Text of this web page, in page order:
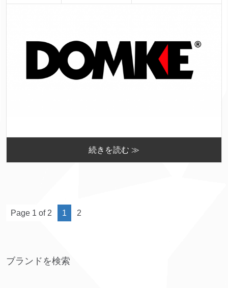
続きを読む ≫
Page 1 of 2 1 2
ブランドを検索